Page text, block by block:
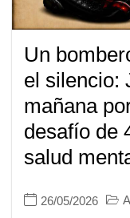
Un
el silencio:
mañana
desafío de
salud
26/05/2026